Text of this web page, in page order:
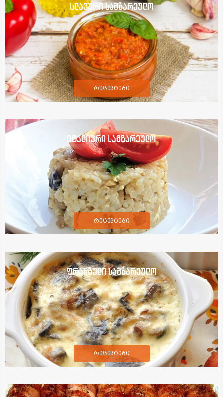
სლავური სამზარეულო
რეცეპტები
იტალიური სამზარეულო
რეცეპტები
ფრანგული სამზარეულო
რეცეპტები